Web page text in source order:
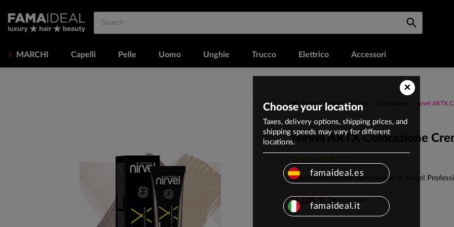
MARCHI Capelli Pelle Uomo Unghie Trucco Elettrico Accessori
Capelli Colore Nirvel ARTX
Marca: NIRVEL
Nirvel ARTX Colorazione
Artx la colorazione permanente di Nirvel
3,08 €
×
Choose your location
Taxes, delivery options, shipping prices, and
shipping speeds may vary for different
locations.
famaideal.es
famaideal.it